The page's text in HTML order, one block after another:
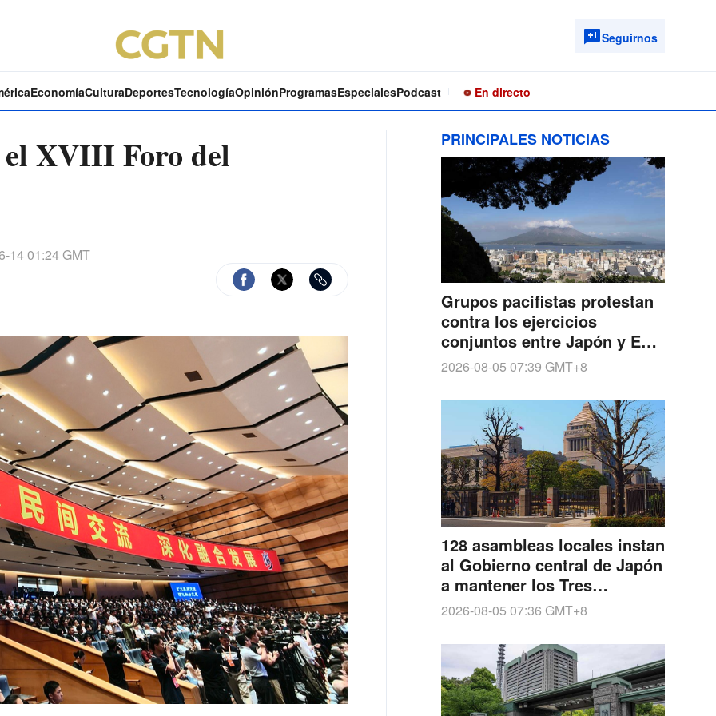
Seguirnos
EconomíaCulturaDeportesTecnologíaOpiniónProgramasEspecialesPodcast En directo
el XVIII Foro del
14 01:24 GMT
PRINCIPALES NOTICIAS
Grupos pacifistas protestan
contra los ejercicios
conjuntos entre Japón y EE.
UU. en Kagoshima
2026-08-05 07:39 GMT+8
128 asambleas locales instan
al Gobierno central de Japón
a mantener los Tres
Principios No Nucleares
2026-08-05 07:36 GMT+8